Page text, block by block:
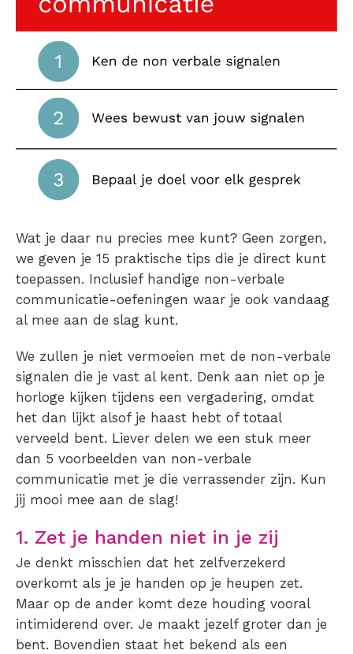
Wat je daar nu precies mee kunt? Geen zorgen,
we geven je 15 praktische tips die je direct kunt
toepassen. Inclusief handige non-verbale
communicatie-oefeningen waar je ook vandaag
al mee aan de slag kunt.
We zullen je niet vermoeien met de non-verbale
signalen die je vast al kent. Denk aan niet op je
horloge kijken tijdens een vergadering, omdat
het dan lijkt alsof je haast hebt of totaal
verveeld bent. Liever delen we een stuk meer
dan 5 voorbeelden van non-verbale
communicatie met je die verrassender zijn. Kun
jij mooi mee aan de slag!
1. Zet je handen niet in je zij
Je denkt misschien dat het zelfverzekerd
overkomt als je je handen op je heupen zet.
Maar op de ander komt deze houding vooral
intimiderend over. Je maakt jezelf groter dan je
bent. Bovendien staat het bekend als een